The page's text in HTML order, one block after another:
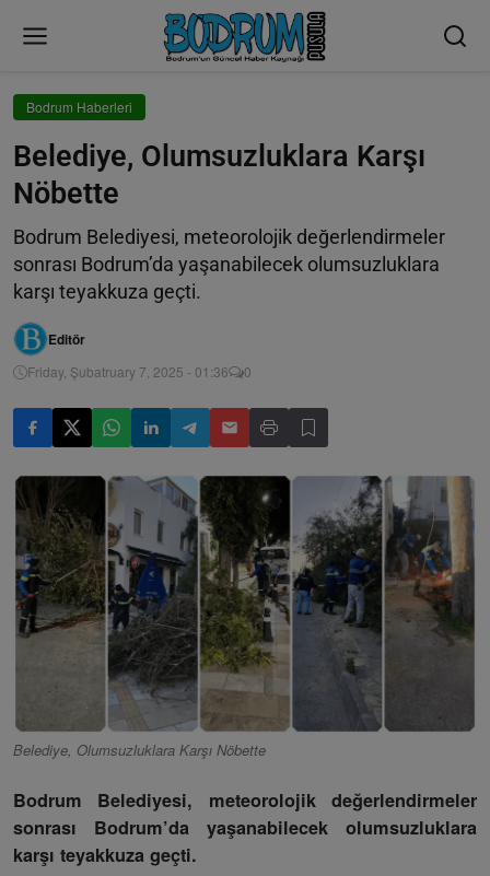
Bodrum Haberleri
Belediye, Olumsuzluklara Karşı
Nöbette
Bodrum Belediyesi, meteorolojik değerlendirmeler
sonrası Bodrum’da yaşanabilecek olumsuzluklara
karşı teyakkuza geçti.
Editör
Friday, Şubatruary 7, 2025 - 01:36 0
Belediye, Olumsuzluklara Karşı Nöbette
Bodrum Belediyesi, meteorolojik değerlendirmeler
sonrası Bodrum’da yaşanabilecek olumsuzluklara
karşı teyakkuza geçti.